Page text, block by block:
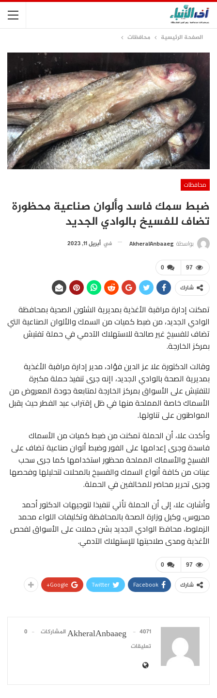
الصفحة الرئيسية محافظات
محافظات
ضبط سمك فاسد وألوان صناعية محظورة
تضاف للفسيخ بالوادي الجديد
بواسطة AkheralAnbaaeg في أبريل 11, 2023
0 97
شارك
تمكنت إدارة مراقبة الأغذية بمديرية الشئون الصحية بمحافظة
الوادي الجديد، من ضبط كميات من السمك والألوان الصناعية التي
تضاف للفسيخ غير صالحة للاستهلاك الآدمي في حملة تفتيش
بمركز الخارجة.
وقالت الدكتورة علا عز الدين فؤاد، مدير إدارة مراقبة الأغذية
بمديرية الصحة بالوادي الجديد، اإنه جرى تنفيذ حملة مكبرة
للتفتيش على الأسواق بمركز الخارجة لمتابعة جودة المعروض من
الأسماك خاصة المملحة منها في ظل إقتراب عيد الفطر حيث يقبل
المواطنون على تناولها.
وأكدت علا، أن الحملة تمكنت من ضبط كميات من الأسماك
فاسدة وجرى إعدامها على الفور وضبط ألوان صناعية تضاف على
الفسيخ والأسماك المملحة محظور استخدامها كما جرى سحب
عينات من كافة أنواع السمك والفسيخ بالمحلات لتحليلها وفحصها
وجرى تحرير محاضر للمخالفين في الحملة.
وأشارت علا، إلى أن الحملة تأتي تنفيذا لتوجيهات الدكتور أحمد
محروس، وكيل وزارة الصحة بالمحافظة وتكليفات اللواء محمد
الزملوط، محافظ الوادي الجديد بشن حملات على الأسواق لفحص
الأغذية ومدى صلاحيتها للإستهلاك الآدمي.
0 97
شارك Facebook
Twitter
Google+
AkheralAnbaaeg 4071 المشاركات
0
تعليقات